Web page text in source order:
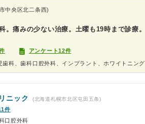
中央区北二条西)
。痛みの少ない治療。土曜も19時まで診療。
アンケート12件
科、歯科口腔外科、インプラント、ホワイトニング
ニック (北海道札幌市北区屯田五条)
件
口腔外科